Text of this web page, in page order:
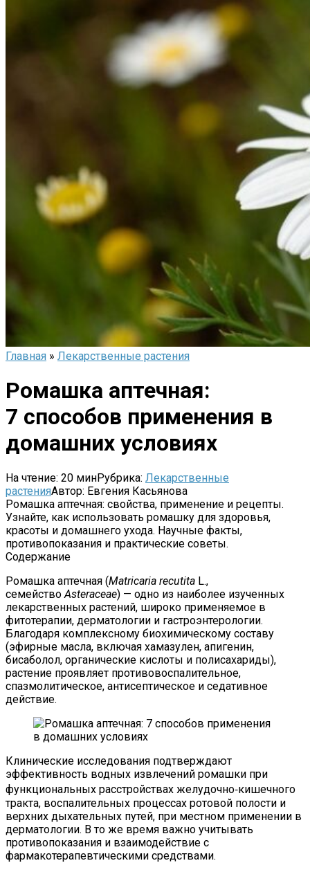
Главная » Лекарственные растения
Ромашка аптечная:
7 способов применения в
домашних условиях
На чтение: 20 минРубрика: Лекарственные
растенияАвтор: Евгения Касьянова
Ромашка аптечная: свойства, применение и рецепты.
Узнайте, как использовать ромашку для здоровья,
красоты и домашнего ухода. Научные факты,
противопоказания и практические советы.
Содержание
Ромашка аптечная (Matricaria recutita L.,
семействоAsteraceae) — одно из наиболее изученных
лекарственных растений, широко применяемое в
фитотерапии, дерматологии и гастроэнтерологии.
Благодаря комплексному биохимическому составу
(эфирные масла, включая хамазулен, апигенин,
бисаболол, органические кислоты и полисахариды),
растение проявляет противовоспалительное,
спазмолитическое, антисептическое и седативное
действие.
Клинические исследования подтверждают
эффективность водных извлечений ромашки при
функциональных расстройствах желудочно‑кишечного
тракта, воспалительных процессах ротовой полости и
верхних дыхательных путей, при местном применении в
дерматологии. В то же время важно учитывать
противопоказания и взаимодействие с
фармакотерапевтическими средствами.